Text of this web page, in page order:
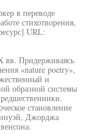
в переводе
стихотворения,
URL:
вв. Придерживаясь
«nature poetry»,
и
образной системы
становление
Джорджа